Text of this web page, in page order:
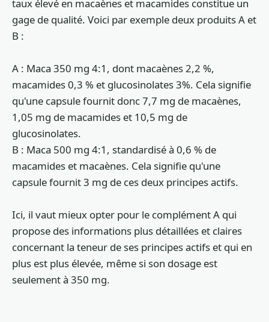
taux élevé en macaènes et macamides constitue un
gage de qualité. Voici par exemple deux produits A et
B :
A : Maca 350 mg 4:1, dont macaènes 2,2 %,
macamides 0,3 % et glucosinolates 3%. Cela signifie
qu'une capsule fournit donc 7,7 mg de macaènes,
1,05 mg de macamides et 10,5 mg de
glucosinolates.
B : Maca 500 mg 4:1, standardisé à 0,6 % de
macamides et macaènes. Cela signifie qu'une
capsule fournit 3 mg de ces deux principes actifs.
Ici, il vaut mieux opter pour le complément A qui
propose des informations plus détaillées et claires
concernant la teneur de ses principes actifs et qui en
plus est plus élevée, même si son dosage est
seulement à 350 mg.